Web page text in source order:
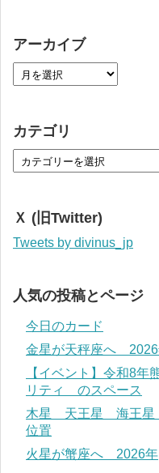
アーカイブ
カテゴリ
Ｘ (旧Twitter)
Tweets by divinus_jp
人気の投稿とページ
今日のカード
金星が天秤座へ
【イベント】令和8
リティ のスペース
木星 天王星 海王
位置
火星が蟹座へ 2026年